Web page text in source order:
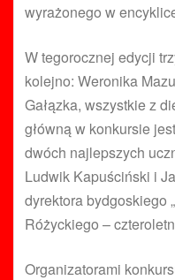
wyrażonego w
W tegorocznej edycji
kolejno: Weronika
Gałązka, wszystkie z
główną w konkursie
dwóch najlepszych
Ludwik Kapuściński i
dyrektora bydgoskiego
Różyckiego –
Organizatorami